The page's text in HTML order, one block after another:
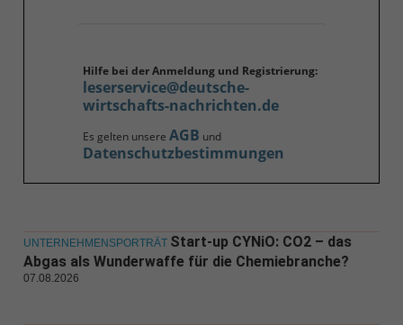
Hilfe bei der Anmeldung und Registrierung:
leserservice@deutsche-
wirtschafts-nachrichten.de
Es gelten unsere AGB und
Datenschutzbestimmungen
UNTERNEHMENSPORTRÄT Start-up CYNiO: CO2 – das
Abgas als Wunderwaffe für die Chemiebranche?
07.08.2026